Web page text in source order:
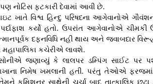
નોટિસ ફટકારી દેવામાં આવી છે.
ખાતે વિશ્વ હિન્દુ પરિષદના આગેવાનોએ
પર્દાફાશ કર્યો હતો. ઉપરાંત આગેવાનોએ
દફનવિધિ નહી થાય અને જવાબદાર
કચેરીએ લાવશે.
જણાવ્યું કે લાલપર ડમ્પિંગ સાઈટ પર
નિમેષ ખમલાની હતી. પરંતુ તેઓએ ફરજમાં
કમિશનર સાથેની ચર્ચા બાદ તાત્કાલિક છૂટા